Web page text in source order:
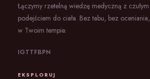
Łączymy rzetelną wiedzę medyczną z czułym
podejściem do ciała. Bez tabu, bez oceniania,
w Twoim tempie.
IGTTFBPN
EKSPLORUJ